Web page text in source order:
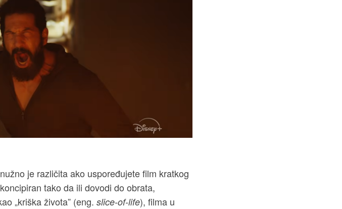
je različita ako uspoređujete film kratkog
tako da ili dovodi do obrata,
„kriška života” (eng. slice-of-life), filma u